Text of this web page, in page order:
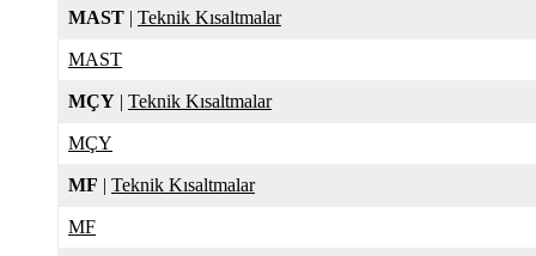
MAST | Teknik Kısaltmalar
MAST
MÇY | Teknik Kısaltmalar
MÇY
MF | Teknik Kısaltmalar
MF